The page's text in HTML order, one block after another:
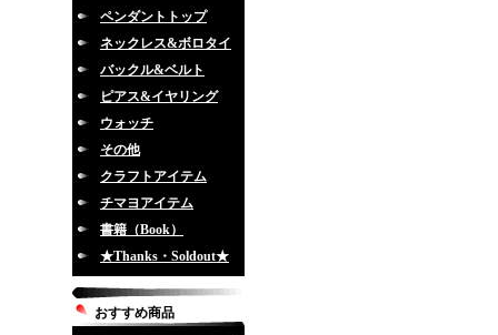
ペンダントトップ
ネックレス&ボロタイ
バックル&ベルト
ピアス&イヤリング
ウォッチ
その他
クラフトアイテム
チマヨアイテム
書籍（Book）
★Thanks・Soldout★
おすすめ商品